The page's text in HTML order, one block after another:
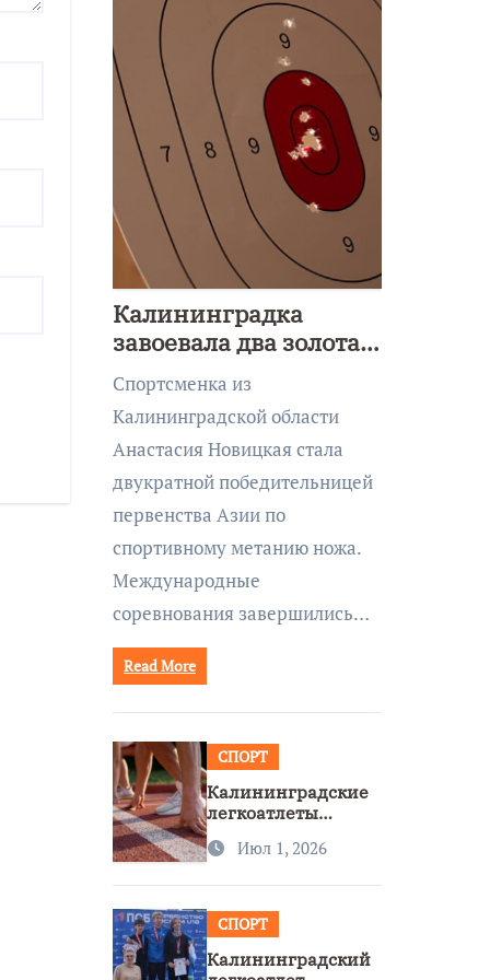
Калининградка
завоевала два золота
первенства Азии по
метанию ножа
Спортсменка из
Калининградской области
Анастасия Новицкая стала
двукратной победительницей
первенства Азии по
спортивному метанию ножа.
Международные
соревнования завершились…
Read More
СПОРТ
Калининградские
легкоатлеты
бронзы на
Июл 1, 2026
СПОРТ
Калининградский